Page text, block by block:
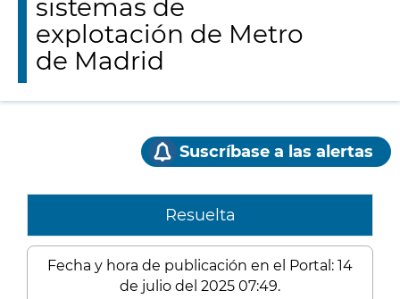
sistemas de
explotación de Metro
de Madrid
Suscríbase a las alertas
Resuelta
Fecha y hora de publicación en el Portal: 14
de julio del 2025 07:49.